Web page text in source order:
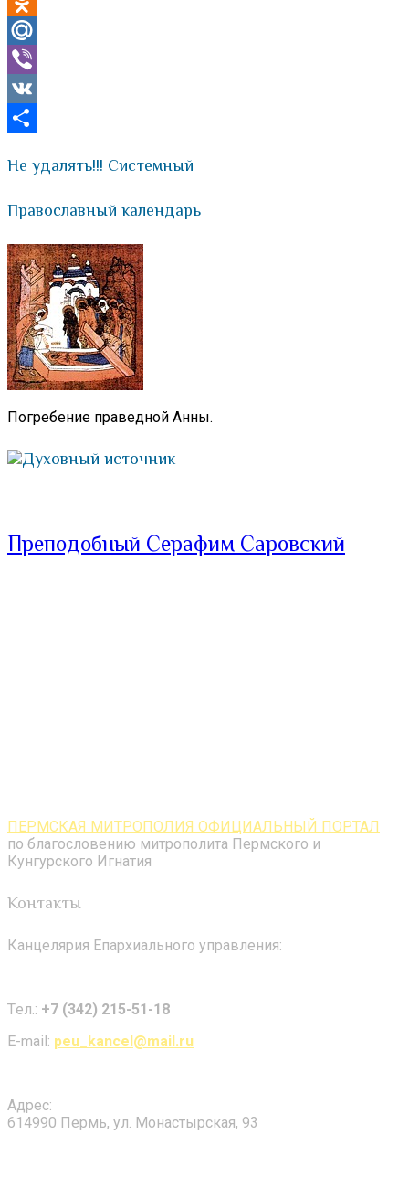
Odnoklassniki
Mail.Ru
Viber
VK
Не удалять!!! Системный
Православный календарь
Погребение праведной Анны.
Духовный источник
Преподобный Серафим Саровский
ПЕРМСКАЯ МИТРОПОЛИЯ ОФИЦИАЛЬНЫЙ ПОРТАЛ
по благословению митрополита Пермского и
Кунгурского Игнатия
Контакты
Канцелярия Епархиального управления:
Tел.: +7 (342) 215-51-18
E-mail: peu_kancel@mail.ru
Адрес:
614990 Пермь, ул. Монастырская, 93